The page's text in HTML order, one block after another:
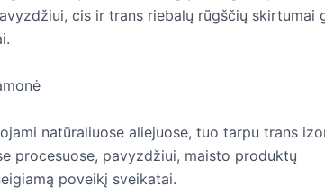
cis ir trans riebalų rūgščių skirtumai
natūraliuose aliejuose, tuo tarpu trans
procesuose, pavyzdžiui, maisto produktų
poveikį sveikatai.